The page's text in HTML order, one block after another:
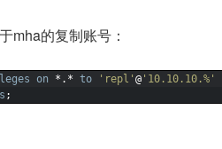
mha的复制账号：
on *.* to 'repl' @ '10.10.10.%'
;